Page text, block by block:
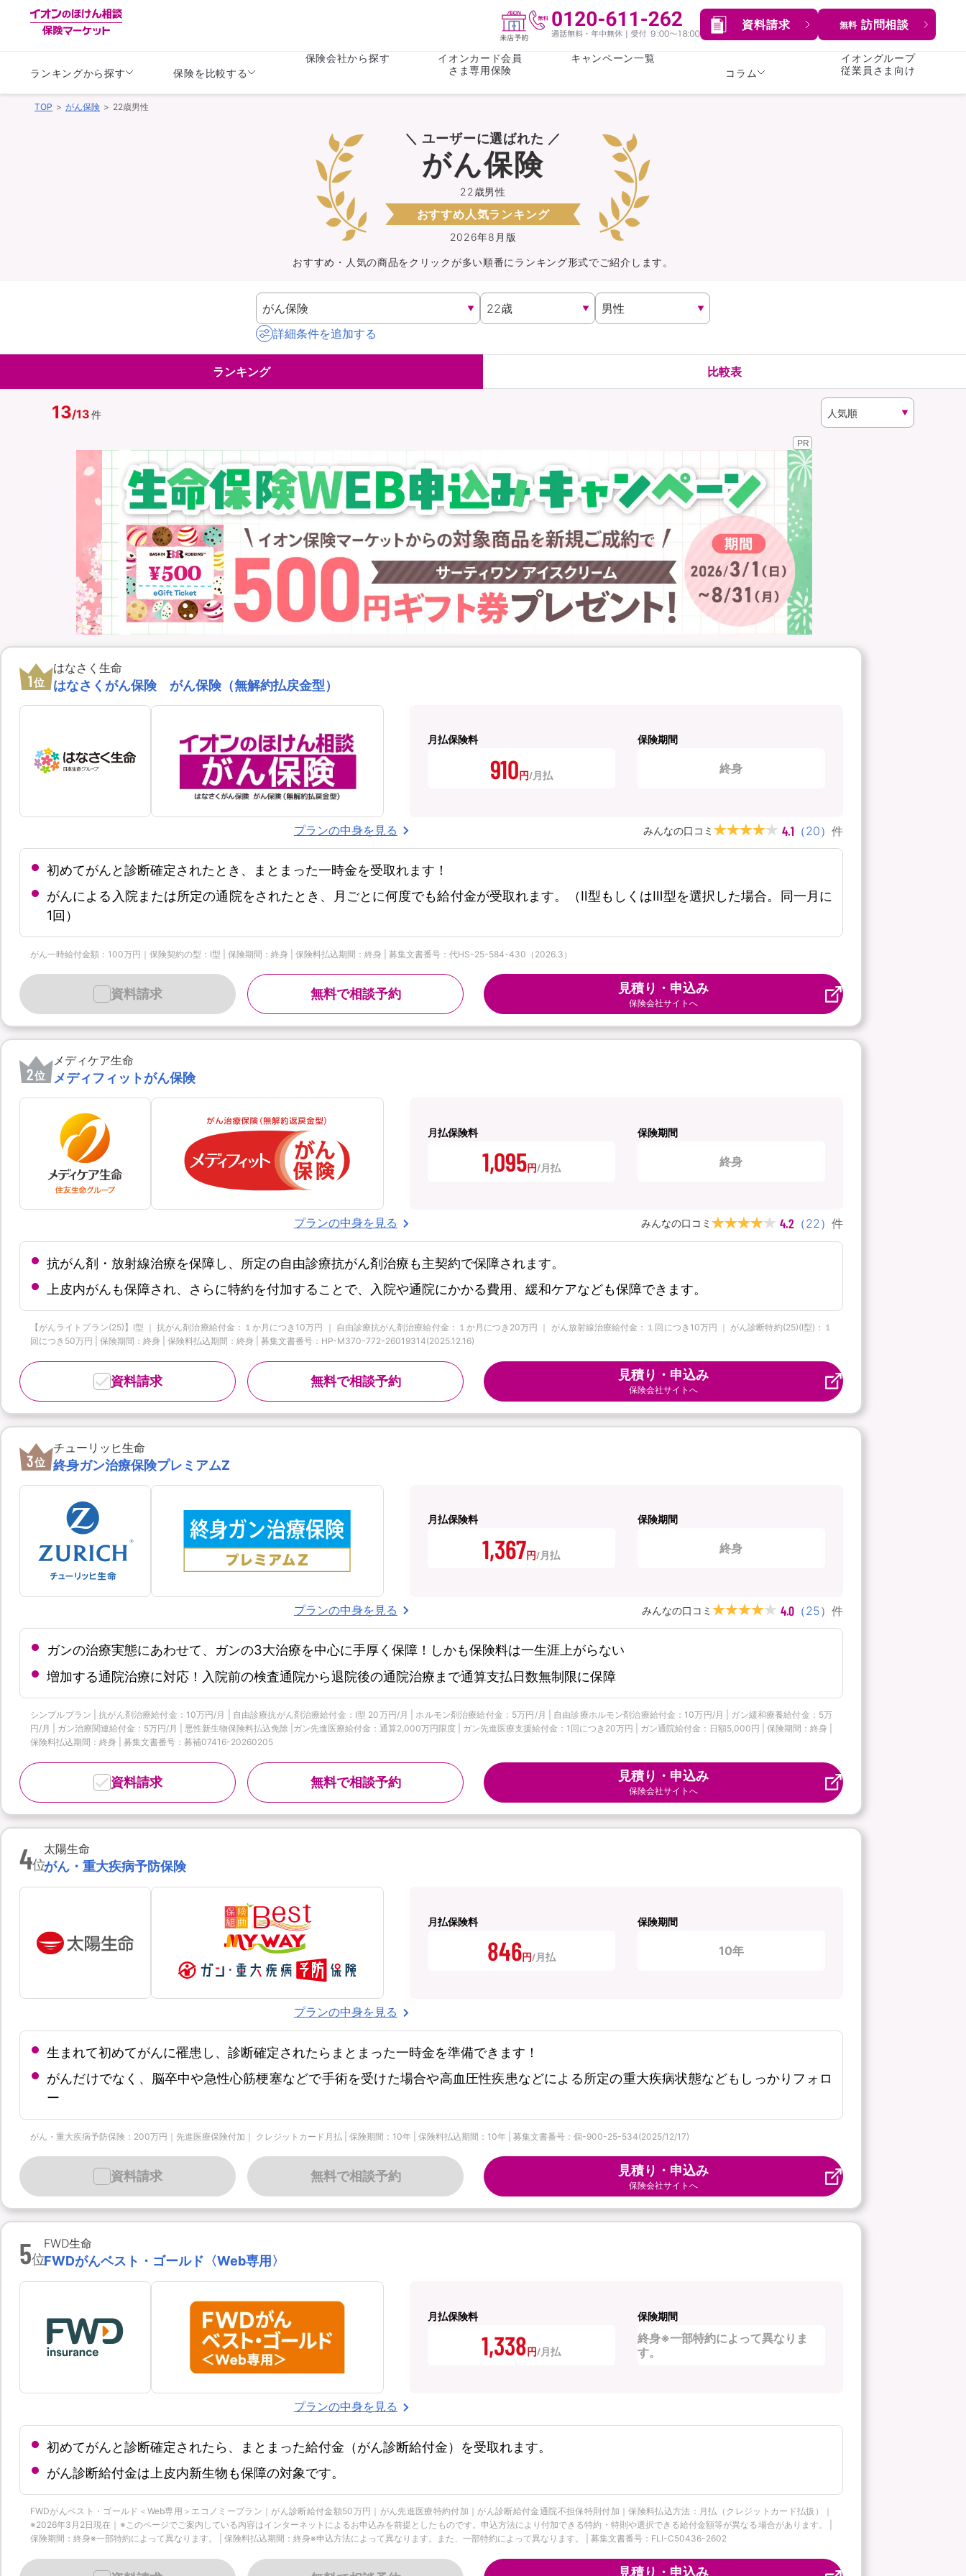
資料請求 無料 訪問相談
ランキングから探す
がん保険 女性医療保険
収入保障保険
持病がある方向け
持病がある方向け
がん保険
バイク保険 火災保険
ペット保険
スマホ保険
イオンカード会員さま
専用保険（損害保険）
WAON POINT還元型保険
保険を比較する
がん保険 女性医療保険
収入保障保険 介護・認知症保険
保険会社から探す
イオンカード会員
さま専用保険
キャンペーン一覧
コラム
ライフステージ 心配事
イオングループ
従業員さま向け
TOP がん保険 22歳男性
＼ ユーザーに選ばれた ／
2026年8月版
22歳男性
がん保険
おすすめ人気ランキング
おすすめ・人気の商品をクリックが多い順番にランキング形式でご紹介します。
詳細条件を追加する
ランキング 比較表
13/13件
PR
1位
はなさく生命
はなさくがん保険 がん保険（無解約払戻金型）
月払保険料
910円
保険期間
終身
プランの中身を見る みんなの口コミ 4.1 （20） 件
初めてがんと診断確定されたとき、まとまった一時金を受取れます！
がんによる入院または所定の通院をされたとき、月ごとに何度でも給付金が受取れます。（Ⅱ型もしくはⅢ型を選択した場合。同一月に
1回）
がん一時給付金額：100万円｜保険契約の型：Ⅰ型 | 保険期間：終身 | 保険料払込期間：終身 | 募集文書番号：代HS-25-584-430（2026.3）
無料で相談予約
資料請求 見積り・申込み
保険会社サイトへ
2位
メディケア生命
メディフィットがん保険
月払保険料
1,095円
保険期間
終身
プランの中身を見る みんなの口コミ 4.2 （22） 件
抗がん剤・放射線治療を保障し、所定の自由診療抗がん剤治療も主契約で保障されます。
上皮内がんも保障され、さらに特約を付加することで、入院や通院にかかる費用、緩和ケアなども保障できます。
【がんライトプラン(25)】I型 ｜ 抗がん剤治療給付金：１か月につき10万円 ｜ 自由診療抗がん剤治療給付金：１か月につき20万円 ｜ がん放射線治療給付金：１回につき10万円 ｜ がん診断特約(25)(Ⅰ型)：１
回につき50万円 | 保険期間：終身 | 保険料払込期間：終身 | 募集文書番号：HP-M370-772-26019314(2025.12.16)
無料で相談予約
資料請求 見積り・申込み
保険会社サイトへ
3位
チューリッヒ生命
終身ガン治療保険プレミアムZ
月払保険料
1,367円
保険期間
終身
プランの中身を見る みんなの口コミ 4.0 （25） 件
ガンの治療実態にあわせて、ガンの3大治療を中心に手厚く保障！しかも保険料は一生涯上がらない
増加する通院治療に対応！入院前の検査通院から退院後の通院治療まで通算支払日数無制限に保障
シンプルプラン | 抗がん剤治療給付金：10万円/月 | 自由診療抗がん剤治療給付金：Ⅰ型 20万円/月 | ホルモン剤治療給付金：5万円/月 | 自由診療ホルモン剤治療給付金：10万円/月 | ガン緩和療養給付金：5万
円/月 | ガン治療関連給付金：5万円/月 | 悪性新生物保険料払込免除 |ガン先進医療給付金：通算2,000万円限度 | ガン先進医療支援給付金：1回につき20万円 | ガン通院給付金：日額5,000円 | 保険期間：終身 |
保険料払込期間：終身 | 募集文書番号：募補07416-20260205
無料で相談予約
資料請求 見積り・申込み
保険会社サイトへ
4位
太陽生命
がん・重大疾病予防保険
月払保険料
846円
保険期間
10年
プランの中身を見る
生まれて初めてがんに罹患し、診断確定されたらまとまった一時金を準備できます！
がんだけでなく、脳卒中や急性心筋梗塞などで手術を受けた場合や高血圧性疾患などによる所定の重大疾病状態などもしっかりフォロ
ー
がん・重大疾病予防保険：200万円｜先進医療保険付加｜ クレジットカード月払 | 保険期間：10年 | 保険料払込期間：10年 | 募集文書番号：個-900-25-534(2025/12/17)
無料で相談予約
資料請求 見積り・申込み
保険会社サイトへ
5位
FWD生命
FWDがんベスト・ゴールド〈Web専用〉
月払保険料
1,338円
保険期間
終身※一部特約によって異なりま
す。
プランの中身を見る
初めてがんと診断確定されたら、まとまった給付金（がん診断給付金）を受取れます。
がん診断給付金は上皮内新生物も保障の対象です。
FWDがんベスト・ゴールド＜Web専用＞エコノミープラン｜がん診断給付金額50万円｜がん先進医療特約付加｜がん診断給付金通院不担保特則付加｜保険料払込方法：月払（クレジットカード払扱）｜
※2026年3月2日現在｜※このページでご案内している内容はインターネットによるお申込みを前提としたものです。申込方法により付加できる特約・特則や選択できる給付金額等が異なる場合があります。 |
保険期間：終身※一部特約によって異なります。 | 保険料払込期間：終身※申込方法によって異なります。また、一部特約によって異なります。 | 募集文書番号：FLI-C50436-2602
見積り・申込み